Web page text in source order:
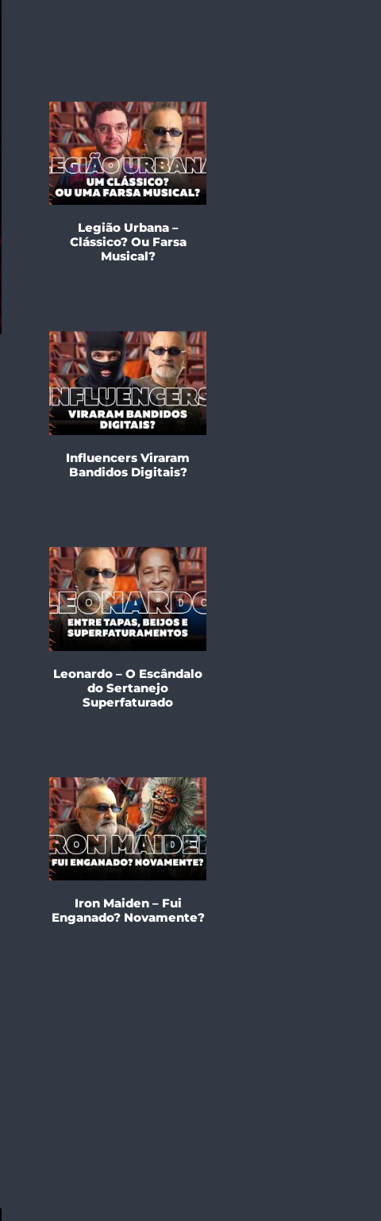
Legião Urbana –
Clássico? Ou Farsa
Musical?
Influencers Viraram
Bandidos Digitais?
Leonardo – O Escândalo
do Sertanejo
Superfaturado
Iron Maiden – Fui
Enganado? Novamente?